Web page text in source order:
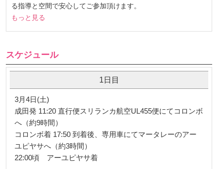
る指導と空間で安心してご参加頂けます。
もっと見る
スケジュール
1日目
3月4日(土)
成田発 11:20 直行便スリランカ航空UL455便にてコロンボ
へ（約9時間）
コロンボ着 17:50 到着後、専用車にてマータレーのアー
ユピヤサへ（約3時間）
22:00頃 アーユピヤサ着